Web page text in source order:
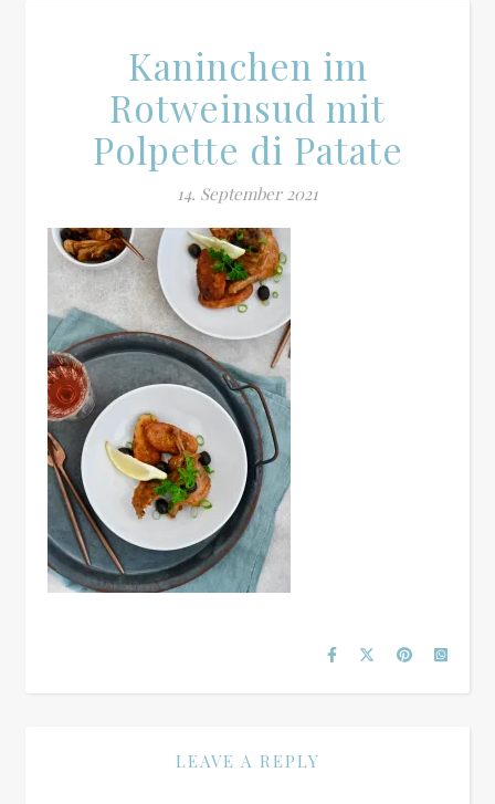
Kaninchen im
Rotweinsud mit
Polpette di Patate
14. September 2021
LEAVE A REPLY